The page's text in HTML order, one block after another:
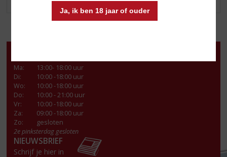
Ja, ik ben 18 jaar of ouder
Ma:
13:00- 18:00 uur
Di:
10:00 -18:00 uur
Wo:
10:00 -18:00 uur
Do:
10:00 - 21:00 uur
Vr:
10:00 -18:00 uur
Za:
09:00 -18:00 uur
Zo:
gesloten
2e pinksterdag gesloten
NIEUWSBRIEF
Schrijf je hier in